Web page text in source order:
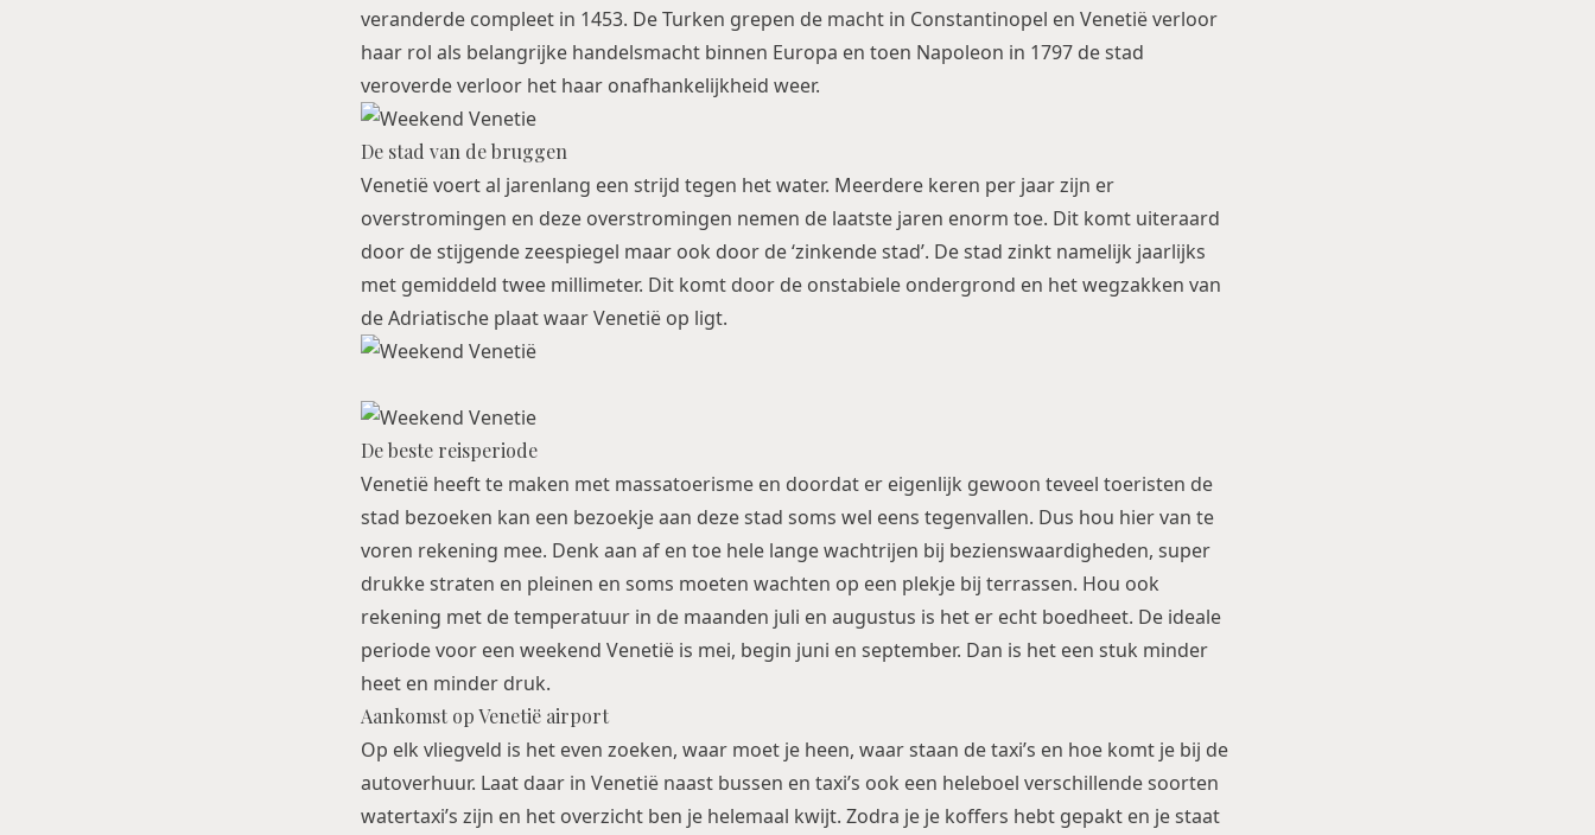
veranderde compleet in 1453. De Turken grepen de macht in Constantinopel en Venetië verloor
haar rol als belangrijke handelsmacht binnen Europa en toen Napoleon in 1797 de stad
veroverde verloor het haar onafhankelijkheid weer.
De stad van de bruggen
Venetië voert al jarenlang een strijd tegen het water. Meerdere keren per jaar zijn er
overstromingen en deze overstromingen nemen de laatste jaren enorm toe. Dit komt uiteraard
door de stijgende zeespiegel maar ook door de ‘zinkende stad’. De stad zinkt namelijk jaarlijks
met gemiddeld twee millimeter. Dit komt door de onstabiele ondergrond en het wegzakken van
de Adriatische plaat waar Venetië op ligt.
De beste reisperiode
Venetië heeft te maken met massatoerisme en doordat er eigenlijk gewoon teveel toeristen de
stad bezoeken kan een bezoekje aan deze stad soms wel eens tegenvallen. Dus hou hier van te
voren rekening mee. Denk aan af en toe hele lange wachtrijen bij bezienswaardigheden, super
drukke straten en pleinen en soms moeten wachten op een plekje bij terrassen. Hou ook
rekening met de temperatuur in de maanden juli en augustus is het er echt boedheet. De ideale
periode voor een weekend Venetië is mei, begin juni en september. Dan is het een stuk minder
heet en minder druk.
Aankomst op Venetië airport
Op elk vliegveld is het even zoeken, waar moet je heen, waar staan de taxi’s en hoe komt je bij de
autoverhuur. Laat daar in Venetië naast bussen en taxi’s ook een heleboel verschillende soorten
watertaxi’s zijn en het overzicht ben je helemaal kwijt. Zodra je je koffers hebt gepakt en je staat